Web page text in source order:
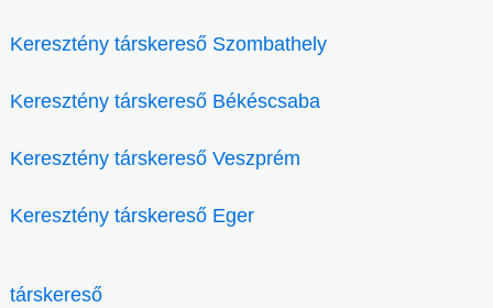
Keresztény társkereső Szombathely
Keresztény társkereső Békéscsaba
Keresztény társkereső Veszprém
Keresztény társkereső Eger
társkereső